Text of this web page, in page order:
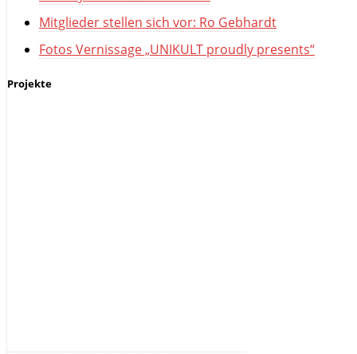
Mitglieder stellen sich vor: Ro Gebhardt
Fotos Vernissage „UNIKULT proudly presents“
Projekte